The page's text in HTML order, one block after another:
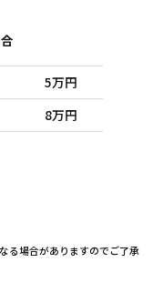
5万円
8万円
る場合がありますのでご了承